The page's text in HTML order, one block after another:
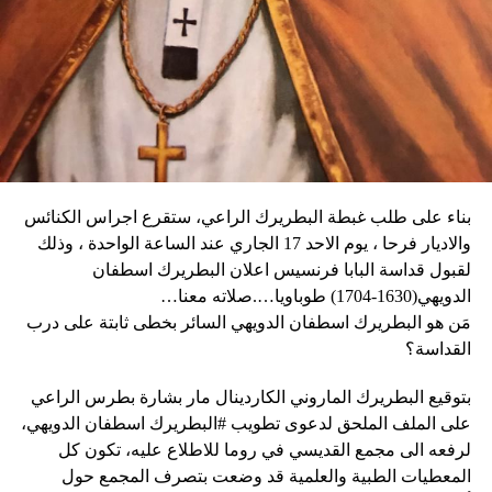
يقوم بدعاية للحم الخنزير المحلّي قبل أن يؤكد «أحب الجبن
كثيراً».
وكان شي قد كرّر الإثنين رغبته في العمل بهدف التوصل إلى حلّ
سياسي للحرب في أوكرانيا. وأيّد «هدنة أولمبية» دعا إليها
ماكرون لمناسبة أولمبياد باريس هذا الصيف.
نداء الوطن
العنف.
وأغلقت المدارس والعديد من الشركات في العاصمة أبوابها يوم
الثلاثاء، كما أبلغ عن أعمال نهب في بعض الأحياء.
وقال دارين: “المواطنون في حالة رعب، على الرغم من أن
زعيم العصابة جيمي شيريزير دعا المواطنين إلى عدم الخوف
عندما رأوا عصابته تحمل أسلحة، وقال إنهم يريدون فقط الإطاحة
وحاولت مجموعة من أفراد العصابات المدججين بالسلاح، يوم
الإثنين، السيطرة على مطار توسان لوفرتور الدولي، الأكبر في
البلاد، وتبادلوا إطلاق النار مع الشرطة والجنود، مما أدى إلى
إلغاء جميع الرحلات الداخلية والدولية.
ألف شخص من منازلهم منذ عطلة نهاية الأسبوع بسبب أعمال
العنف.
بناء على طلب غبطة البطريرك الراعي، ستقرع اجراس الكنائس
والاديار فرحا ، يوم الاحد 17 الجاري عند الساعة الواحدة ، وذلك
لقبول قداسة البابا فرنسيس اعلان البطريرك اسطفان
الدويهي(1630-1704) طوباويا….صلاته معنا…
مَن هو البطريرك اسطفان الدويهي السائر بخطى ثابتة على درب
القداسة؟
بتوقيع البطريرك الماروني الكاردينال مار بشارة بطرس الراعي
على الملف الملحق لدعوى تطويب #البطريرك اسطفان الدويهي،
لرفعه الى مجمع القديسي في روما للاطلاع عليه، تكون كل
المعطيات الطبية والعلمية قد وضعت بتصرف المجمع حول